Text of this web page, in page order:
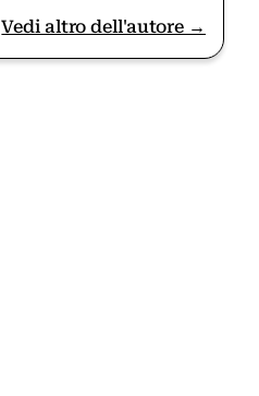
Vedi altro dell'autore →